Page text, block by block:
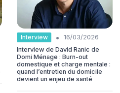
Interview •
16/03/2026
Interview de David Ranic de
Domi Ménage : Burn-out
domestique et charge mentale :
quand l’entretien du domicile
devient un enjeu de santé